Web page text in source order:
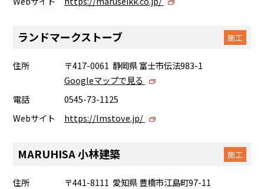
ランドマークストーブ 施工
住所
〒417-0061 静岡県 富士市伝法983-1
Googleマップで見る
電話
0545-73-1125
Webサイト
https://lmstove.jp/
MARUHISA 小林建築 施工
住所
〒441-8111 愛知県 豊橋市江島町97-11